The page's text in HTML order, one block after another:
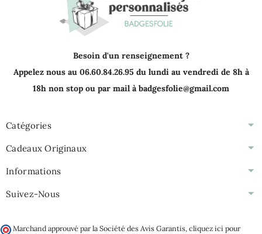
Besoin d'un renseignement ?
Appelez nous au 06.60.84.26.95 du lundi au vendredi de 8h à
18h non stop ou par mail à badgesfolie@gmail.com
Catégories
Cadeaux Originaux
Informations
Suivez-Nous
Marchand approuvé par la Société des Avis Garantis, cliquez ici pour